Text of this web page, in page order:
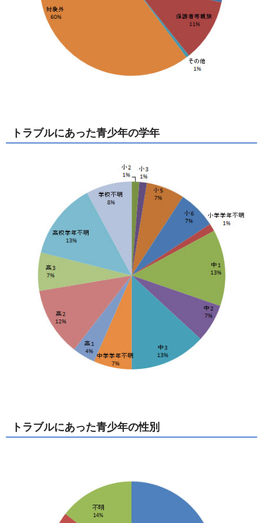
トラブルにあった青少年の学年
トラブルにあった青少年の性別